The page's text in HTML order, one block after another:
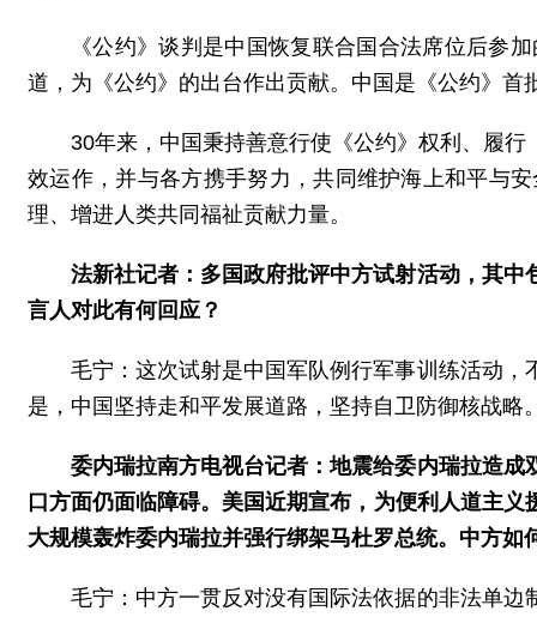
《公约》谈判是中国恢复联合国合法席位后参
道，为《公约》的出台作出贡献。中国是《公约》
30年来，中国秉持善意行使《公约》权利、履
效运作，并与各方携手努力，共同维护海上和平与
理、增进人类共同福祉贡献力量。
法新社记者：多国政府批评中方试射活动，其
言人对此有何回应？
毛宁：这次试射是中国军队例行军事训练活动
是，中国坚持走和平发展道路，坚持自卫防御核战略
委内瑞拉南方电视台记者：地震给委内瑞拉造
口方面仍面临障碍。美国近期宣布，为便利人道主
大规模轰炸委内瑞拉并强行绑架马杜罗总统。中方
毛宁：中方一贯反对没有国际法依据的非法单